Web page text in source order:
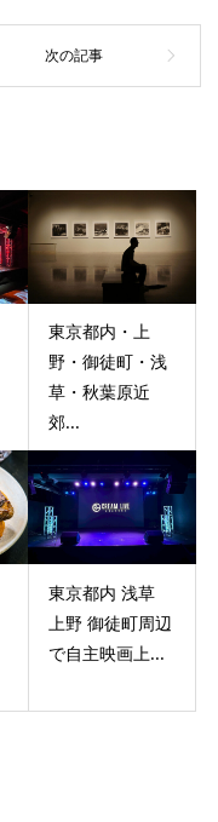
東京都内・上
野・御徒町・浅
草・秋葉原近
郊...
東京都内 浅草
上野 御徒町周辺
で自主映画上...